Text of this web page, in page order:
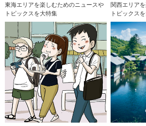
東海エリアを楽しむためのニュースや
トピックスを大特集
関西エリア
トピックス